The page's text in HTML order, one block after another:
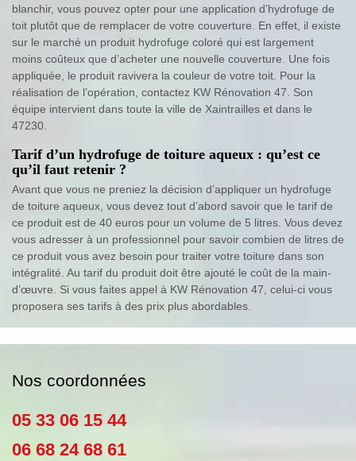
blanchir, vous pouvez opter pour une application d’hydrofuge de
toit plutôt que de remplacer de votre couverture. En effet, il existe
sur le marché un produit hydrofuge coloré qui est largement
moins coûteux que d’acheter une nouvelle couverture. Une fois
appliquée, le produit ravivera la couleur de votre toit. Pour la
réalisation de l’opération, contactez KW Rénovation 47. Son
équipe intervient dans toute la ville de Xaintrailles et dans le
47230.
Tarif d’un hydrofuge de toiture aqueux : qu’est ce
qu’il faut retenir ?
Avant que vous ne preniez la décision d’appliquer un hydrofuge
de toiture aqueux, vous devez tout d’abord savoir que le tarif de
ce produit est de 40 euros pour un volume de 5 litres. Vous devez
vous adresser à un professionnel pour savoir combien de litres de
ce produit vous avez besoin pour traiter votre toiture dans son
intégralité. Au tarif du produit doit être ajouté le coût de la main-
d’œuvre. Si vous faites appel à KW Rénovation 47, celui-ci vous
proposera ses tarifs à des prix plus abordables.
Nos coordonnées
05 33 06 15 44
06 68 24 68 61